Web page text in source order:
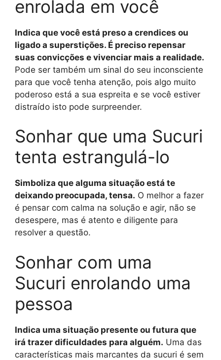
enrolada em você
Indica que você está preso a crendices ou
ligado a superstições. É preciso repensar
suas convicções e vivenciar mais a realidade.
Pode ser também um sinal do seu inconsciente
para que você tenha atenção, pois algo muito
poderoso está a sua espreita e se você estiver
distraído isto pode surpreender.
Sonhar que uma Sucuri
tenta estrangulá-lo
Simboliza que alguma situação está te
deixando preocupada, tensa. O melhor a fazer
é pensar com calma na solução e agir, não se
desespere, mas é atento e diligente para
resolver a questão.
Sonhar com uma
Sucuri enrolando uma
pessoa
Indica uma situação presente ou futura que
irá trazer dificuldades para alguém. Uma das
características mais marcantes da sucuri é sem